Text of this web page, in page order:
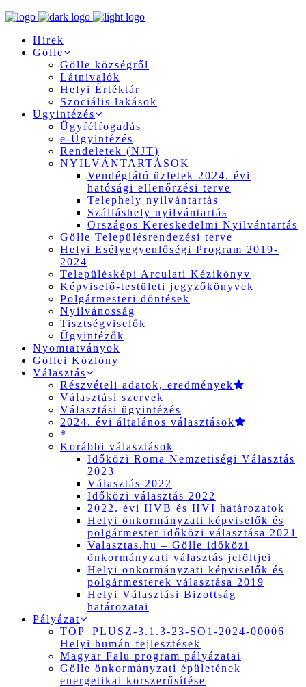
Hírek
Gölle
Gölle községről
Látnivalók
Helyi Értéktár
Szociális lakások
Ügyintézés
Ügyfélfogadás
e-Ügyintézés
Rendeletek (NJT)
NYILVÁNTARTÁSOK
Vendéglátó üzletek 2024. évi
hatósági ellenőrzési terve
Telephely nyilvántartás
Szálláshely nyilvántartás
Országos Kereskedelmi Nyilvántartás
Gölle Településrendezési terve
Helyi Esélyegyenlőségi Program 2019-
2024
Településképi Arculati Kézikönyv
Képviselő-testületi jegyzőkönyvek
Polgármesteri döntések
Nyilvánosság
Tisztségviselők
Ügyintézők
Nyomtatványok
Göllei Közlöny
Választás
Részvételi adatok, eredmények
Választási szervek
Választási ügyintézés
2024. évi általános választások
*
Korábbi választások
Időközi Roma Nemzetiségi Választás
2023
Választás 2022
Időközi választás 2022
2022. évi HVB és HVI határozatok
Helyi önkormányzati képviselők és
polgármester időközi választása 2021
Valasztas.hu – Gölle időközi
önkormányzati választás jelöltjei
Helyi önkormányzati képviselők és
polgármesterek választása 2019
Helyi Választási Bizottság
határozatai
Pályázat
TOP_PLUSZ-3.1.3-23-SO1-2024-00006
Helyi humán fejlesztések
Magyar Falu program pályázatai
Gölle önkormányzati épületének
energetikai korszerűsítése